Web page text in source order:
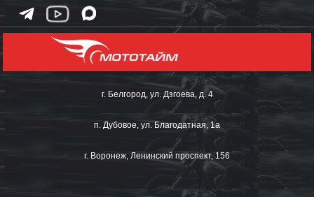
г. Белгород, ул. Дзгоева, д. 4
п. Дубовое, ул. Благодатная, 1а
г. Воронеж, Ленинский проспект, 156